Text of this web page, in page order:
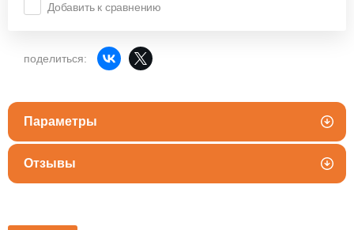
Добавить к сравнению
поделиться:
Параметры
Отзывы